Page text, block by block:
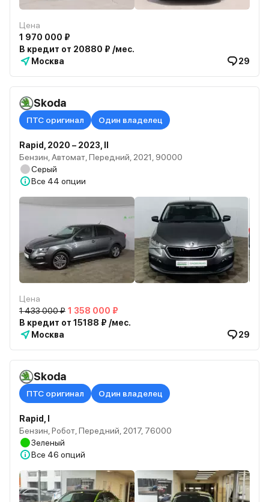
Цена
1 970 000 ₽
В кредит от 20880 ₽ /мес.
Москва
29
Skoda
ПТС оригинал Один владелец
Rapid, 2020 – 2023, II
Бензин, Автомат, Передний, 2021, 90000
Серый
Все 44 опции
Цена
1 433 000 ₽ 1 358 000 ₽
В кредит от 15188 ₽ /мес.
Москва
29
Skoda
ПТС оригинал Один владелец
Rapid, I
Бензин, Робот, Передний, 2017, 76000
Зеленый
Все 46 опций